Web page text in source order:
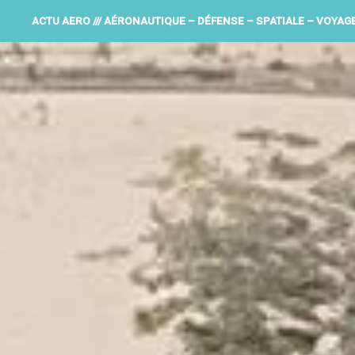
ACTU AERO /// AÉRONAUTIQUE – DÉFENSE – SPATIALE –